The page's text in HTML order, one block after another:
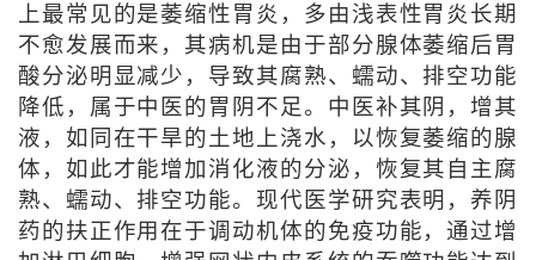
上最常见的是萎缩性胃炎，多由浅表性胃炎长期
不愈发展而来，其病机是由于部分腺体萎缩后胃
酸分泌明显减少，导致其腐熟、蠕动、排空功能
降低，属于中医的胃阴不足。中医补其阴，增其
液，如同在干旱的土地上浇水，以恢复萎缩的腺
体，如此才能增加消化液的分泌，恢复其自主腐
熟、蠕动、排空功能。现代医学研究表明，养阴
药的扶正作用在于调动机体的免疫功能，通过增